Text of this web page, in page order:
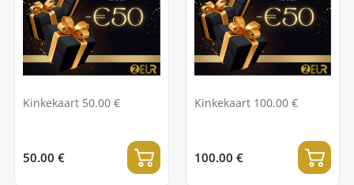
Kinkekaart 50.00 €
50.00 €
Kinkekaart 100.00 €
100.00 €